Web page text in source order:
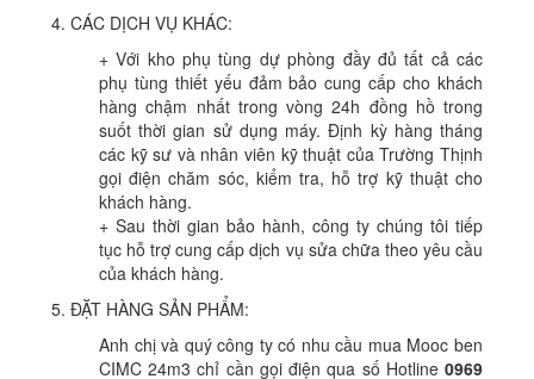
4. CÁC DỊCH VỤ KHÁC:
+ Với kho phụ tùng dự phòng đầy đủ tất cả các
phụ tùng thiết yếu đảm bảo cung cấp cho khách
hàng chậm nhất trong vòng 24h đồng hồ trong
suốt thời gian sử dụng máy. Định kỳ hàng tháng
các kỹ sư và nhân viên kỹ thuật của Trường Thịnh
gọi điện chăm sóc, kiểm tra, hỗ trợ kỹ thuật cho
khách hàng.
+ Sau thời gian bảo hành, công ty chúng tôi tiếp
tục hỗ trợ cung cấp dịch vụ sửa chữa theo yêu cầu
của khách hàng.
5. ĐẶT HÀNG SẢN PHẨM:
Anh chị và quý công ty có nhu cầu mua Mooc ben
CIMC 24m3 chỉ cần gọi điện qua số Hotline 0969